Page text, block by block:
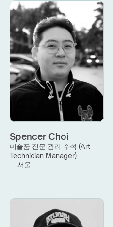
Spencer Choi
미술품 전문 관리 수석 (Art
Technician Manager)
서울